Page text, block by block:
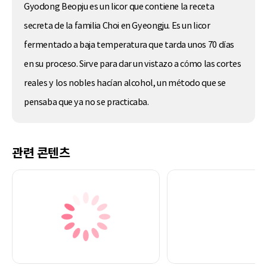
Gyodong Beopju es un licor que contiene la receta
secreta de la familia Choi en Gyeongju. Es un licor
fermentado a baja temperatura que tarda unos 70 días
en su proceso. Sirve para dar un vistazo a cómo las cortes
reales y los nobles hacían alcohol, un método que se
pensaba que ya no se practicaba.
관련 콘텐츠